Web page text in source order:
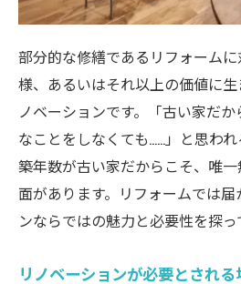
部分的な修繕であるリフォーム
様、あるいはそれ以上の価値に
ノベーションです。「古い家だ
なことをしなくても……」と思われ
築年数が古い家だからこそ、唯
面があります。リフォームでは
ンならではの魅力と必要性を探っ
リノベーションが必要とされ